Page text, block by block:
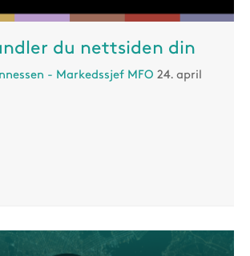
du nettsiden din
- Markedssjef MFO 24. april